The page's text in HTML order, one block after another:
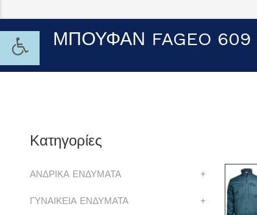
ΜΠΟΥΦΑΝ FAGEO 609
Κατηγορίες
ΑΝΔΡΙΚΑ ΕΝΔΥΜΑΤΑ +
ΓΥΝΑΙΚΕΙΑ ΕΝΔΥΜΑΤΑ +